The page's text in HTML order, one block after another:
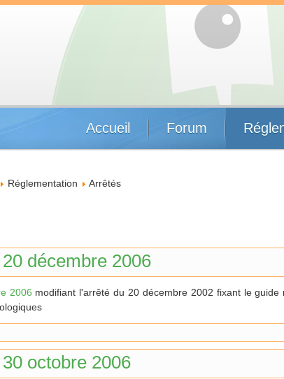
Accueil Forum
Réglementation Arrêtés
décembre 2006
2006 modifiant l'arrêté du 20 décembre 2002 fixant le guide
octobre 2006